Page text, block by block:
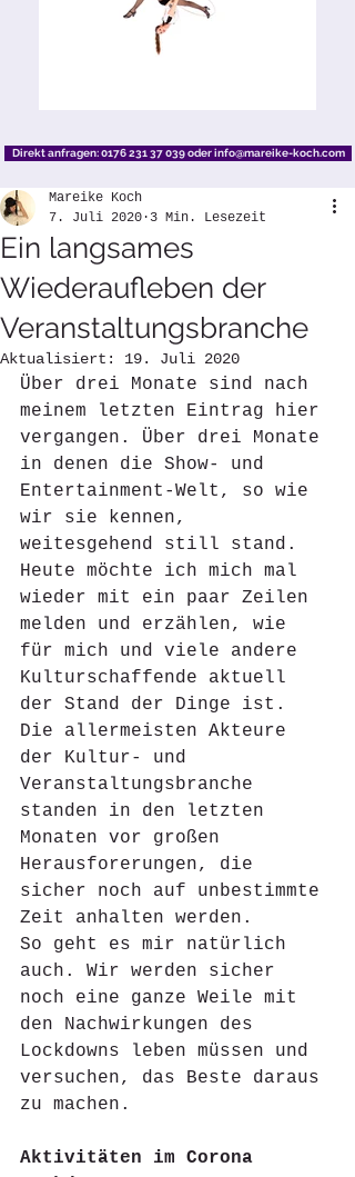
Direkt anfragen: 0176 231 37 039 oder info@mareike-koch.com
Ein langsames
Wiederaufleben der
Veranstaltungsbranche
Mareike Koch
7. Juli 2020 3 Min. Lesezeit
Aktualisiert: 19. Juli 2020
Über drei Monate sind nach
meinem letzten Eintrag hier
vergangen. Über drei Monate
in denen die Show- und
Entertainment-Welt, so wie
wir sie kennen,
weitesgehend still stand.
Heute möchte ich mich mal
wieder mit ein paar Zeilen
melden und erzählen, wie
für mich und viele andere
Kulturschaffende aktuell
der Stand der Dinge ist.
Die allermeisten Akteure
der Kultur- und
Veranstaltungsbranche
standen in den letzten
Monaten vor großen
Herausforerungen, die
sicher noch auf unbestimmte
Zeit anhalten werden.
So geht es mir natürlich
auch. Wir werden sicher
noch eine ganze Weile mit
den Nachwirkungen des
Lockdowns leben müssen und
versuchen, das Beste daraus
zu machen.
Aktivitäten im Corona